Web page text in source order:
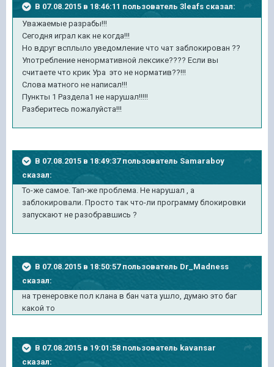
В 07.08.2015 в 18:46:11 пользователь 3leafs сказал:
Уважаемые разрабы!!!
Сегодня играл как не когда!!!
Но вдруг всплыло уведомление что чат заблокирован ??
Употребление ненормативной лексике???? Если вы
считаете что крик Ура это не норматив??!!!
Слова матного не написал!!!
Пункты 1 Раздела1 не нарушал!!!!!
Разберитесь пожалуйста!!!
В 07.08.2015 в 18:49:37 пользователь Samaraboy
сказал:
То-же самое. Тап-же проблема. Не нарушал , а
заблокировали. Просто так что-ли программу блокировки
запускают не разобравшись ?
В 07.08.2015 в 18:50:57 пользователь Dr_Madness
сказал:
на тренеровке пол клана в бан чата ушло, думаю это баг
какой то
В 07.08.2015 в 19:01:58 пользователь kavansar
сказал: